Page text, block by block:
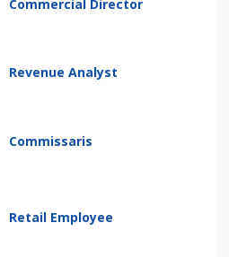
Commercial Director
Revenue Analyst
Commissaris
Retail Employee